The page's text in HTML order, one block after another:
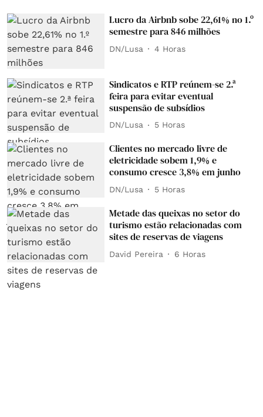
Lucro da Airbnb sobe 22,61% no 1.º
semestre para 846 milhões
DN/Lusa 4 Horas
Sindicatos e RTP reúnem-se 2.ª
feira para evitar eventual
suspensão de subsídios
DN/Lusa 5 Horas
Clientes no mercado livre de
eletricidade sobem 1,9% e
consumo cresce 3,8% em junho
DN/Lusa 5 Horas
Metade das queixas no setor do
turismo estão relacionadas com
sites de reservas de viagens
David Pereira 6 Horas